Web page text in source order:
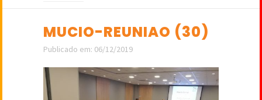
MUCIO-REUNIAO (30)
Publicado em: 06/12/2019